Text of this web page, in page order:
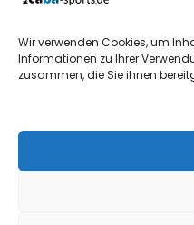
Wir verwenden Cookies, um
Informationen zu Ihrer
zusammen, die Sie ihnen